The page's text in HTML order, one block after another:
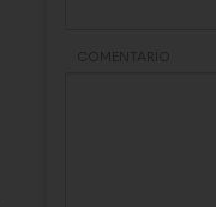
COMENTARIO